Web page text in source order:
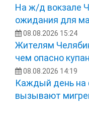
На ж/д вокзале
ожидания для
08.08.2026 15:24
Жителям
чем опасно
08.08.2026 14:19
Каждый день на
вызывают